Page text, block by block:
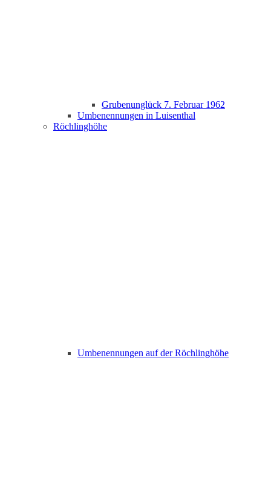
Grubenunglück 7. Februar 1962
Umbenennungen in Luisenthal
Röchlinghöhe
Umbenennungen auf der Röchlinghöhe